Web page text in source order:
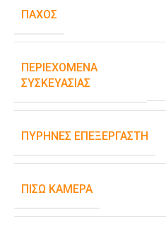
ΠΆΧΟΣ
ΠΕΡΙΕΧΌΜΕΝΑ
ΣΥΣΚΕΥΑΣΊΑΣ
ΠΥΡΉΝΕΣ ΕΠΕΞΕΡΓΑΣΤΉ
ΠΊΣΩ ΚΆΜΕΡΑ